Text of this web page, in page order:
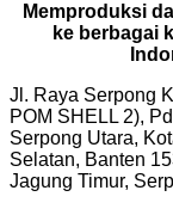
Memproduksi
ke berbagai
Jl. Raya Serpong
POM SHELL 2),
Serpong Utara,
Selatan, Banten
Jagung Timur,